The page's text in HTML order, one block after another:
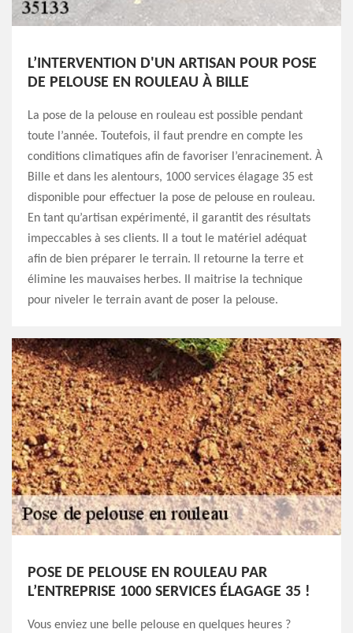
L’INTERVENTION D'UN ARTISAN POUR POSE
DE PELOUSE EN ROULEAU À BILLE
La pose de la pelouse en rouleau est possible pendant
toute l’année. Toutefois, il faut prendre en compte les
conditions climatiques afin de favoriser l’enracinement. À
Bille et dans les alentours, 1000 services élagage 35 est
disponible pour effectuer la pose de pelouse en rouleau.
En tant qu’artisan expérimenté, il garantit des résultats
impeccables à ses clients. Il a tout le matériel adéquat
afin de bien préparer le terrain. Il retourne la terre et
élimine les mauvaises herbes. Il maitrise la technique
pour niveler le terrain avant de poser la pelouse.
POSE DE PELOUSE EN ROULEAU PAR
L’ENTREPRISE 1000 SERVICES ÉLAGAGE 35 !
Vous enviez une belle pelouse en quelques heures ?